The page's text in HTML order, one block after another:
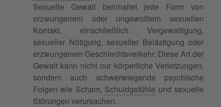
Sexuelle Gewalt beinhaltet jede Form von
erzwungenem oder ungewolltem sexuellen
Kontakt, einschließlich Vergewaltigung,
sexueller Nötigung, sexueller Belästigung oder
erzwungenem Geschlechtsverkehr. Diese Art der
Gewalt kann nicht nur körperliche Verletzungen,
sondern auch schwerwiegende psychische
Folgen wie Scham, Schuldgefühle und sexuelle
Störungen verursachen.